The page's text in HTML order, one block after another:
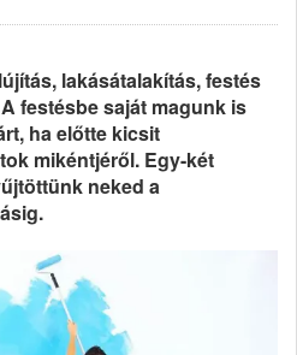
lakásátalakítás, festés
festésbe saját magunk is
ha előtte kicsit
mikéntjéről. Egy-két
neked a